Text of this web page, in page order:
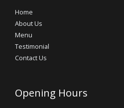
Home
About Us
Menu
Testimonial
Contact Us
Opening Hours